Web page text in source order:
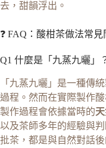
去，甜韻浮出。
❓ FAQ：酸柑茶做法常見
Q1 什麼是「九蒸九曬」
「九蒸九曬」是一種傳
過程。然而在實際製作
製作過程會依據當時的
以及茶師多年的經驗與
批茶，都是與自然對話後